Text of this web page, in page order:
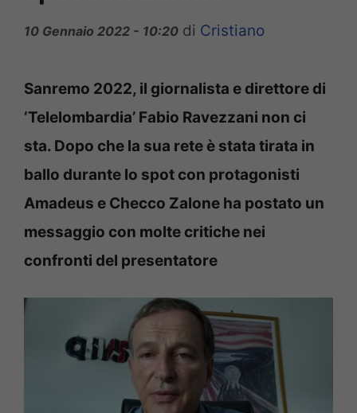
10 Gennaio 2022 - 10:20 di Cristiano
Sanremo 2022, il giornalista e direttore di
‘Telelombardia’ Fabio Ravezzani non ci
sta. Dopo che la sua rete è stata tirata in
ballo durante lo spot con protagonisti
Amadeus e Checco Zalone ha postato un
messaggio con molte critiche nei
confronti del presentatore